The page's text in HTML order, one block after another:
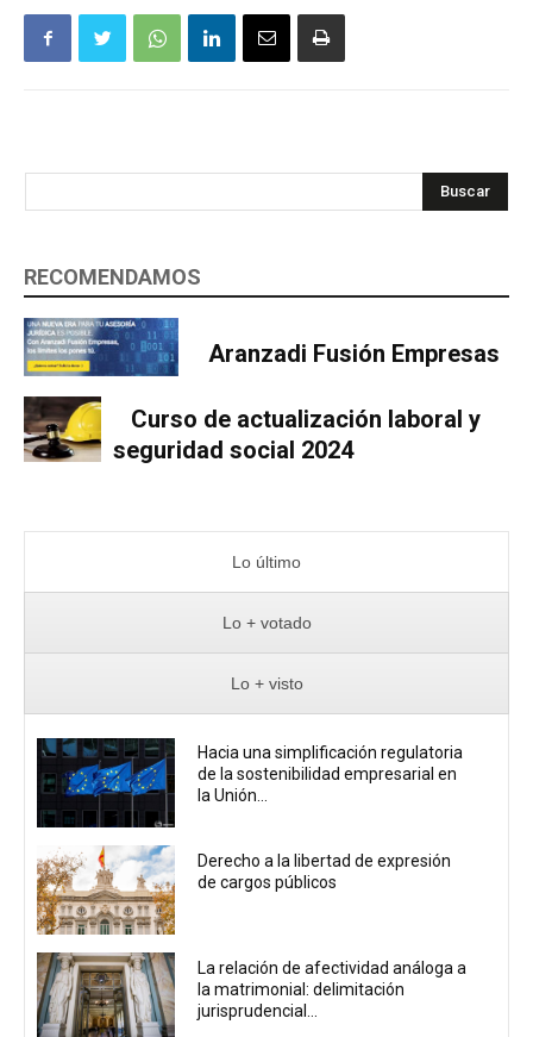
Buscar
RECOMENDAMOS
Aranzadi Fusión Empresas
Curso de actualización laboral y
seguridad social 2024
Lo último
Lo + votado
Lo + visto
Hacia una simplificación regulatoria
de la sostenibilidad empresarial en
la Unión...
Derecho a la libertad de expresión
de cargos públicos
La relación de afectividad análoga a
la matrimonial: delimitación
jurisprudencial...